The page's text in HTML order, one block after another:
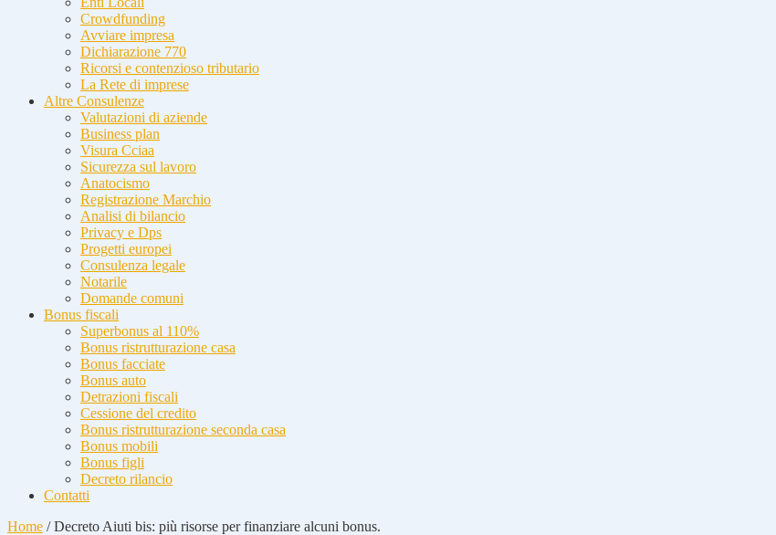
Crowdfunding
Avviare impresa
Dichiarazione 770
Ricorsi e contenzioso tributario
La Rete di imprese
Altre Consulenze
Valutazioni di aziende
Business plan
Visura Cciaa
Sicurezza sul lavoro
Anatocismo
Registrazione Marchio
Analisi di bilancio
Privacy e Dps
Progetti europei
Consulenza legale
Notarile
Domande comuni
Bonus fiscali
Superbonus al 110%
Bonus ristrutturazione casa
Bonus facciate
Bonus auto
Detrazioni fiscali
Cessione del credito
Bonus ristrutturazione seconda casa
Bonus mobili
Bonus figli
Decreto rilancio
Contatti
Home /Decreto Aiuti bis: più risorse per finanziare alcuni bonus.